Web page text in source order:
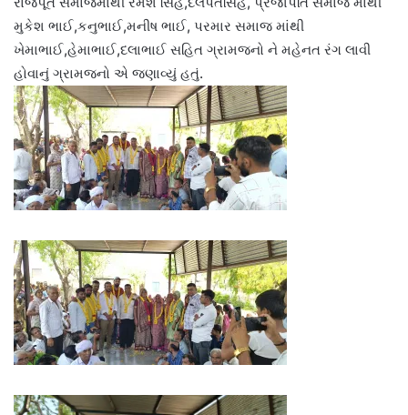
મુકેશ ભાઈ,કનુભાઈ,મનીષ ભાઈ, પરમાર સમાજ માંથી
ખેમાભાઈ,હેમાભાઈ,દલાભાઈ સહિત ગ્રામજનો ને મહેનત રંગ લાવી
હોવાનું ગ્રામજનો એ જણાવ્યું હતું.